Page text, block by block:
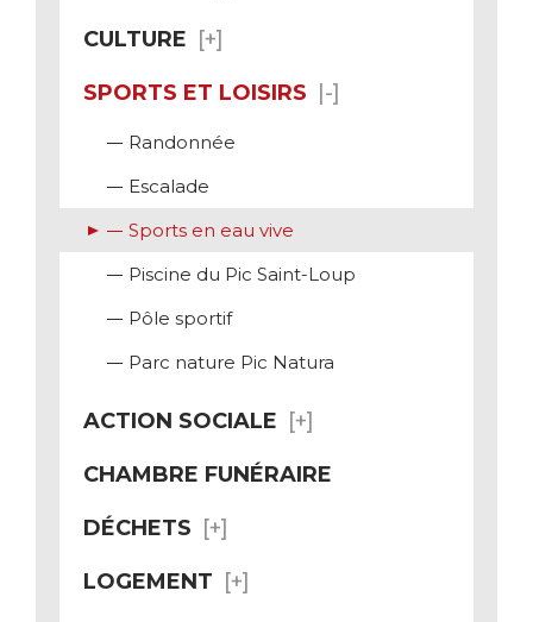
CULTURE
SPORTS ET LOISIRS
Randonnée
Escalade
Sports en eau vive
Piscine du Pic Saint-Loup
Pôle sportif
Parc nature Pic Natura
ACTION SOCIALE
CHAMBRE FUNÉRAIRE
DÉCHETS
LOGEMENT